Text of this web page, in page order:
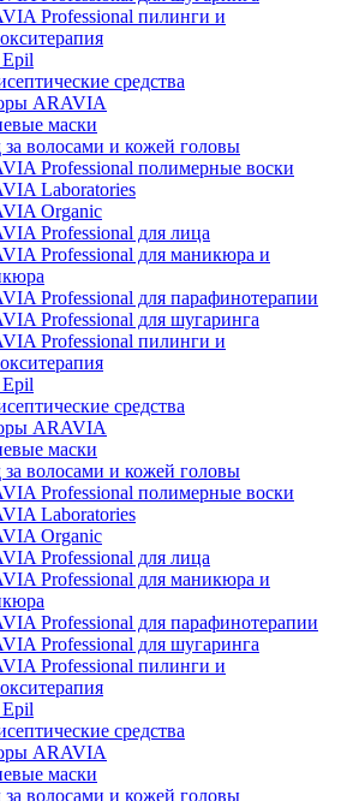
Professional пилинги и
Epil
средства
ARAVIA
маски
за волосами и кожей головы
Professional полимерные воски
Laboratories
Organic
Professional для лица
Professional для маникюра и
Professional для парафинотерапии
Professional для шугаринга
Professional пилинги и
Epil
средства
ARAVIA
маски
за волосами и кожей головы
Professional полимерные воски
Laboratories
Organic
Professional для лица
Professional для маникюра и
Professional для парафинотерапии
Professional для шугаринга
Professional пилинги и
Epil
средства
ARAVIA
маски
за волосами и кожей головы